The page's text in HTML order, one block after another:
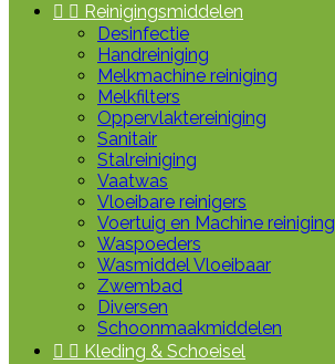
  Reinigingsmiddelen
Desinfectie
Handreiniging
Melkmachine reiniging
Melkfilters
Oppervlaktereiniging
Sanitair
Stalreiniging
Vaatwas
Vloeibare reinigers
Voertuig en Machine reiniging
Waspoeders
Wasmiddel Vloeibaar
Zwembad
Diversen
Schoonmaakmiddelen
  Kleding & Schoeisel